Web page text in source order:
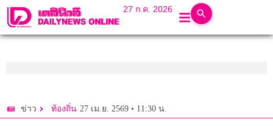
27 ก.ค. 2026
ข่าว ท้องถิ่น 27 เม.ย. 2569 • 11:30 น.